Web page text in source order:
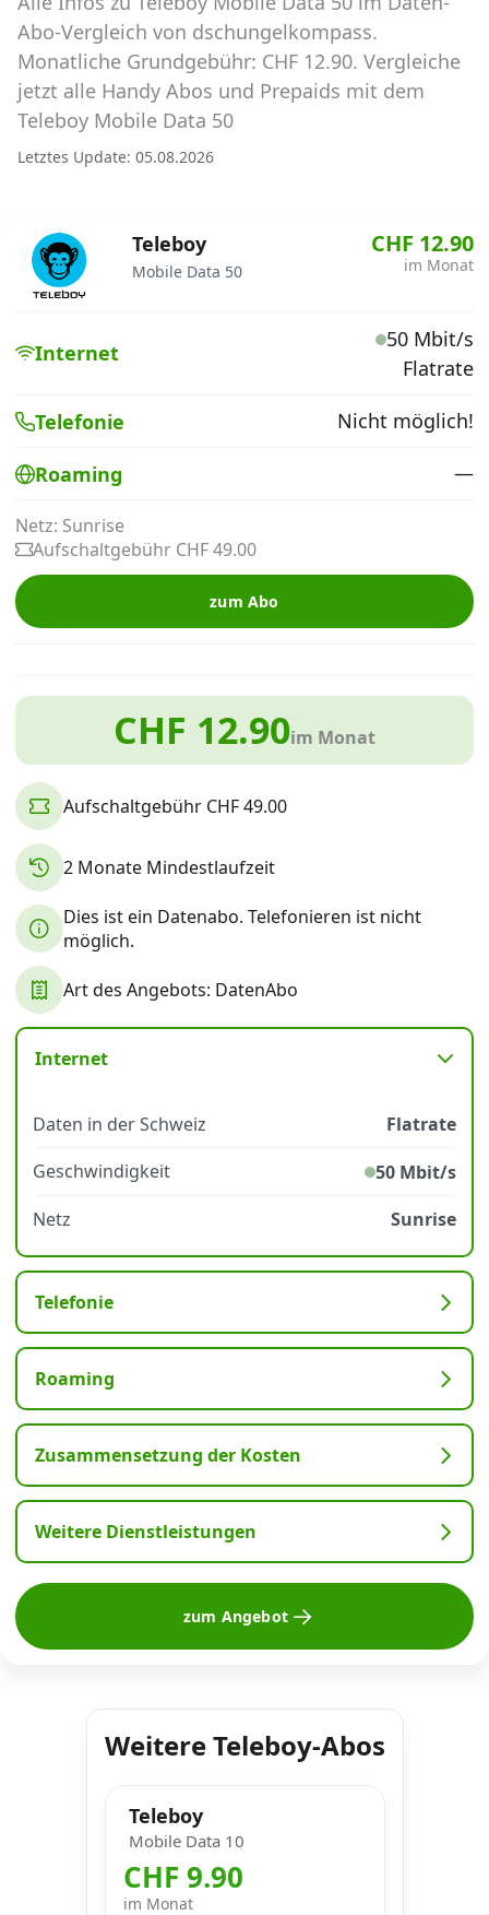
Abos für Tablets, Hotspots und Smart
Watches
Tarifrechner Handy-Abo
Der gute alte Tarifrechner im neuen Design
Alle Anbieter
Mobilfunknetz Schweiz
Handy-Abo kündigen oder
Internet, TV, Telefon
Aktionen
News
Forum
Über uns
Abo-Vergleich von dschungelkompass.
Monatliche Grundgebühr: CHF 12.90. Vergleiche
jetzt alle Handy Abos und Prepaids mit dem
Teleboy Mobile Data 50
Letztes Update: 05.08.2026
Teleboy
Mobile Data 50
CHF 12.90
im Monat
Internet
50 Mbit/s
Flatrate
Telefonie Nicht möglich!
Roaming —
Netz: Sunrise
Aufschaltgebühr CHF 49.00
zum Abo
CHF 12.90im Monat
Aufschaltgebühr CHF 49.00
2 Monate Mindestlaufzeit
Dies ist ein Datenabo. Telefonieren ist nicht
möglich.
Art des Angebots: DatenAbo
Internet
Daten in der Schweiz
Flatrate
Geschwindigkeit
50 Mbit/s
Netz
Sunrise
Telefonie
Roaming
Zusammensetzung der Kosten
Weitere Dienstleistungen
zum Angebot
Weitere Teleboy-Abos
Teleboy
Mobile Data 10
CHF 9.90
im Monat